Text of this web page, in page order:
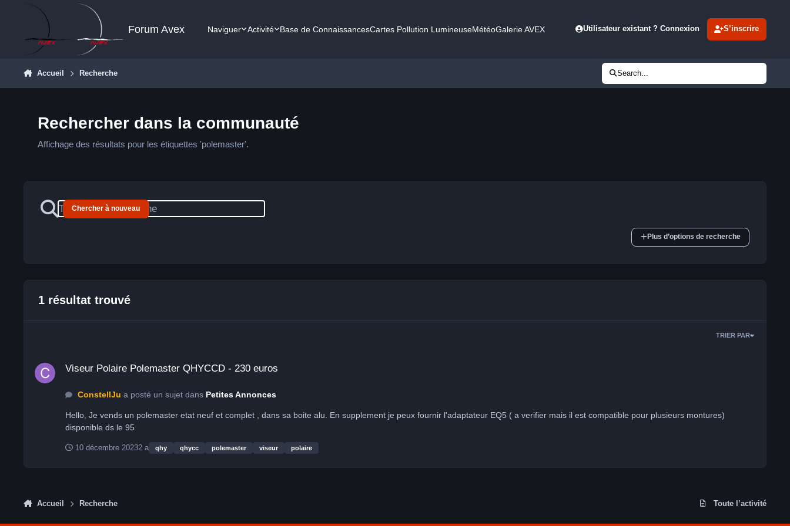
Aller au contenu
Forum Avex Naviguer Activité Base de ConnaissancesCartes Pollution LumineuseMétéoGalerie AVEX Utilisateur existant ? Connexion S’inscrire
Accueil Recherche Search...
Rechercher dans la communauté
Affichage des résultats pour les étiquettes 'polemaster'.
Chercher à nouveau
Plus d’options de recherche
1 résultat trouvé
TRIER PAR
Viseur Polaire Polemaster QHYCCD - 230 euros
ConstellJu a posté un sujet dans Petites Annonces
Hello, Je vends un polemaster etat neuf et complet , dans sa boite alu. En supplement je peux fournir l'adaptateur EQ5 ( a verifier mais il est compatible pour plusieurs montures)
disponible ds le 95
10 décembre 20232 a qhy qhycc polemaster viseur polaire
Accueil Recherche Toute l’activité